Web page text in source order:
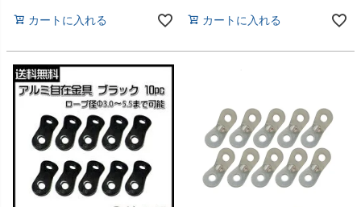
カートに入れる カートに入れる